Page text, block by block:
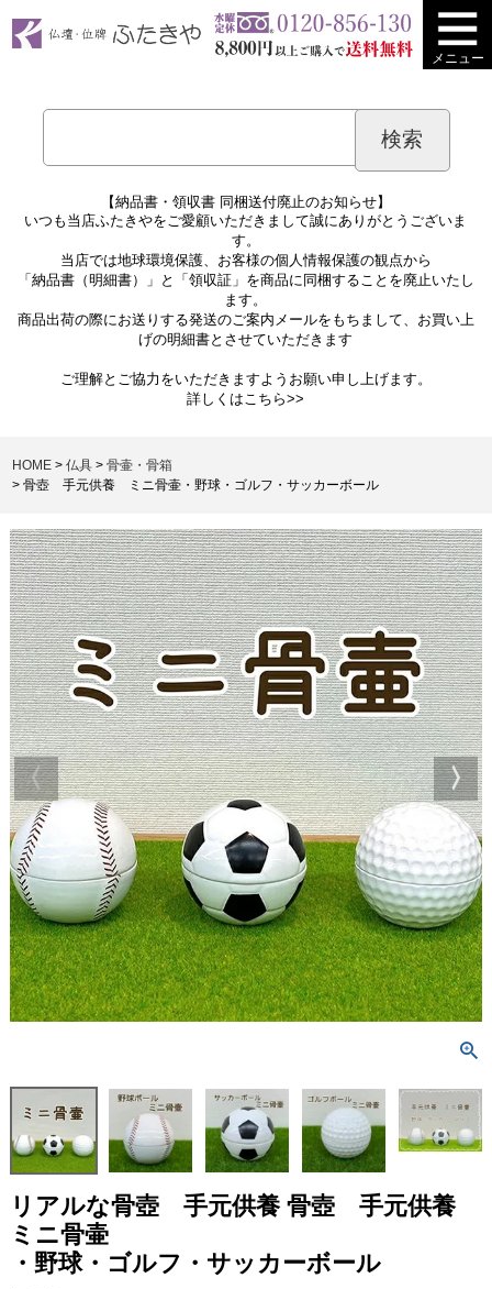
メニュー
【納品書・領収書 同梱送付廃止のお知らせ】
いつも当店ふたきやをご愛顧いただきまして誠にありがとうございま
す。
当店では地球環境保護、お客様の個人情報保護の観点から
「納品書（明細書）」と「領収証」を商品に同梱することを廃止いたし
ます。
商品出荷の際にお送りする発送のご案内メールをもちまして、お買い上
げの明細書とさせていただきます
ご理解とご協力をいただきますようお願い申し上げます。
詳しくはこちら>>
HOME 仏具
骨壷・骨箱
骨壺 手元供養 ミニ骨壷・野球・ゴルフ・サッカーボール
リアルな骨壺 手元供養 骨壺 手元供養
ミニ骨壷
・野球・ゴルフ・サッカーボール